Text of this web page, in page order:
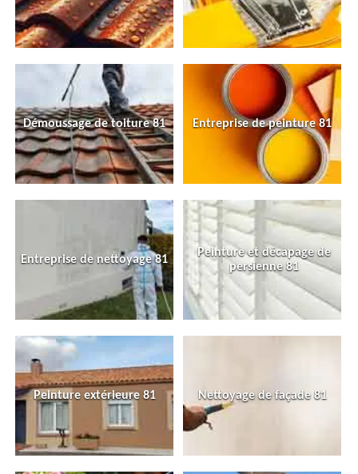
Démoussage de toiture 81 Entreprise de peinture 81
Entreprise de nettoyage 81
Peinture et décapage de
persienne 81
Peinture extérieure 81 Nettoyage de façade 81